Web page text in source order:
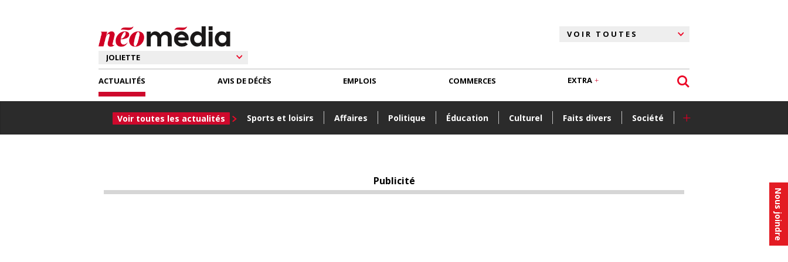
Nous joindre
ACTUALITÉS
Voir toutes les actualités Sports et loisirs Affaires Politique Éducation Culturel Faits divers Société +
AVIS DE DÉCÈS EMPLOIS COMMERCES EXTRA
Publicité